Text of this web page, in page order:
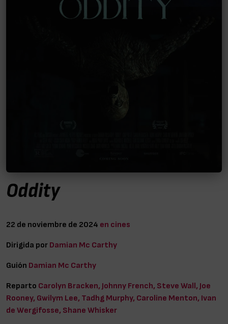
Oddity
22 de noviembre de 2024 en cines
Dirigida por Damian Mc Carthy
Guión Damian Mc Carthy
Reparto Carolyn Bracken, Johnny French, Steve Wall, Joe
Rooney, Gwilym Lee, Tadhg Murphy, Caroline Menton, Ivan
de Wergifosse, Shane Whisker